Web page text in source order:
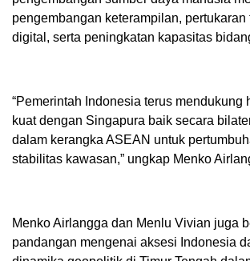
pengembangan keterampilan, pertukaran
digital, serta peningkatan kapasitas
“Pemerintah Indonesia terus mendukung
kuat dengan Singapura baik secara
dalam kerangka ASEAN untuk
stabilitas kawasan,” ungkap Menko
Menko Airlangga dan Menlu Vivian juga
pandangan mengenai aksesi Indonesia